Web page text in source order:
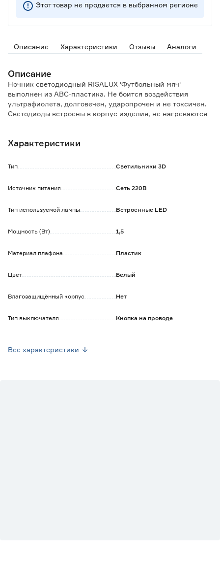
Этот товар не продается в выбранном регионе
Описание Характеристики Отзывы Аналоги
Описание
Ночник светодиодный RISALUX 'Футбольный мяч'
выполнен из ABC-пластика. Не боится воздействия
ультрафиолета, долговечен, ударопрочен и не токсичен.
Светодиоды встроены в корпус изделия, не нагреваются
Имеет 7 цветов свечения, которые переключаются с
подставки.
который идет в комплекте/
Характеристики
Тип Светильники 3D
Источник питания Сеть 220В
Тип используемой лампы Встроенные LED
Мощность (Вт) 1,5
Материал плафона Пластик
Цвет Белый
Влагозащищённый корпус Нет
Тип выключателя Кнопка на проводе
Все характеристики